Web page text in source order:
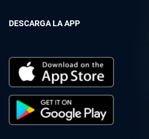
DESCARGA LA APP